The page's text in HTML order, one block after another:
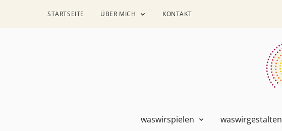
STARTSEITE ÜBER MICH KONTAKT
waswirspielen waswirgestalten